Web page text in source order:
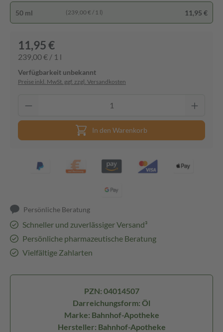
50 ml (239,00 € / 1 l) 11,95 €
11,95 €
239,00 € / 1 l
Verfügbarkeit unbekannt
Preise inkl. MwSt. ggf. zzgl. Versandkosten
In den Warenkorb
Persönliche Beratung
Schneller und zuverlässiger Versand³
Persönliche pharmazeutische Beratung
Vielfältige Zahlarten
PZN: 04014507
Darreichungsform: Öl
Marke: Bahnhof-Apotheke
Hersteller: Bahnhof-Apotheke